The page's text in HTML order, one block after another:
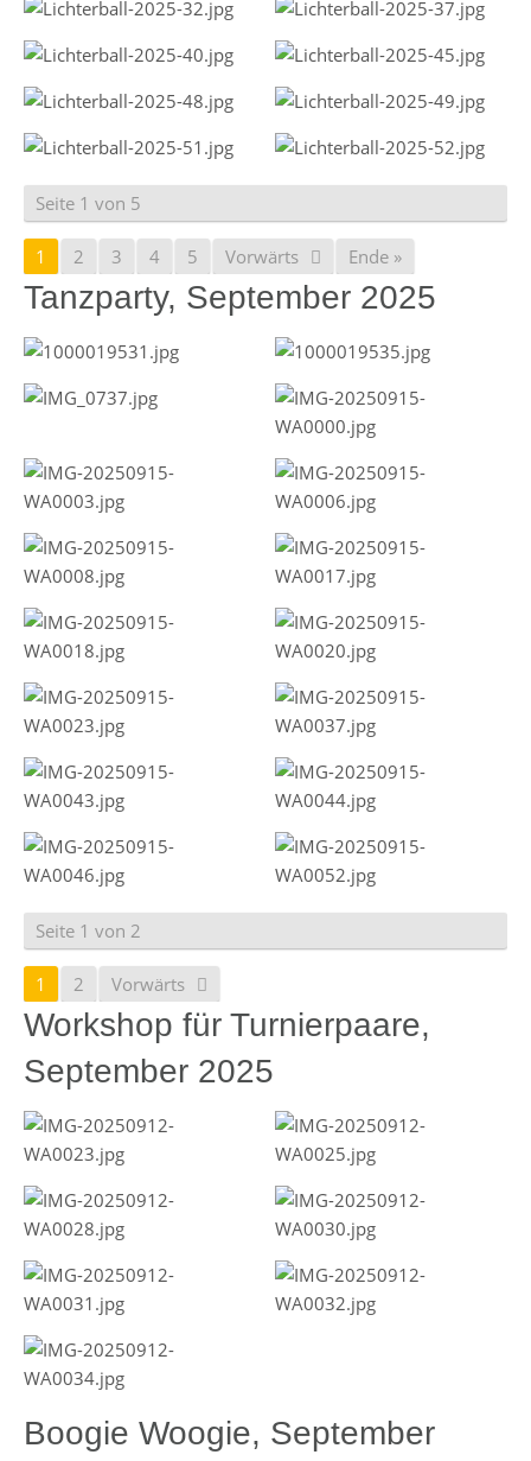
Seite 1 von 5
1 2 3 4 5 Vorwärts Ende »
Tanzparty, September 2025
Seite 1 von 2
1 2 Vorwärts
Workshop für Turnierpaare,
September 2025
Boogie Woogie, September